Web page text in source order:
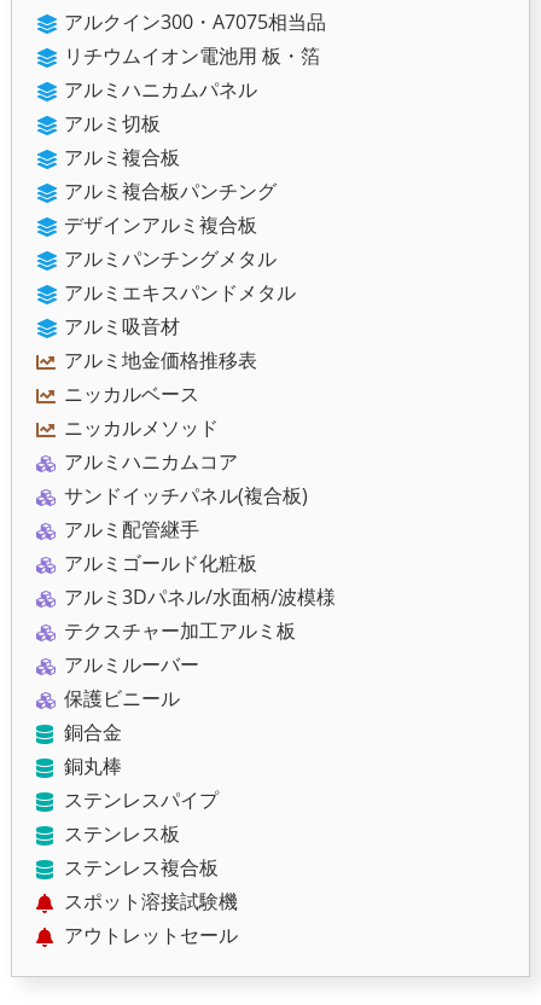
アルクイン300・A7075相当品
リチウムイオン電池用 板・箔
アルミハニカムパネル
アルミ切板
アルミ複合板
アルミ複合板パンチング
デザインアルミ複合板
アルミパンチングメタル
アルミエキスパンドメタル
アルミ吸音材
アルミ地金価格推移表
ニッカルベース
ニッカルメソッド
アルミハニカムコア
サンドイッチパネル(複合板)
アルミ配管継手
アルミゴールド化粧板
アルミ3Dパネル/水面柄/波模様
テクスチャー加工アルミ板
アルミルーバー
保護ビニール
銅合金
銅丸棒
ステンレスパイプ
ステンレス板
ステンレス複合板
スポット溶接試験機
アウトレットセール